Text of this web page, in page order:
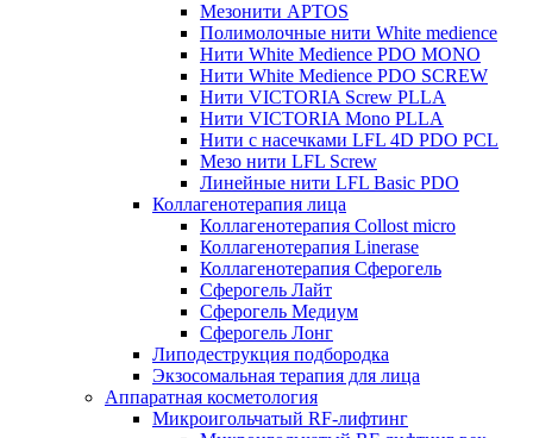
Мезонити APTOS
Полимолочные нити White medience
Нити White Medience PDO MONO
Нити White Medience PDO SCREW
Нити VICTORIA Screw PLLA
Нити VICTORIA Mono PLLA
Нити с насечками LFL 4D PDO PCL
Мезо нити LFL Screw
Линейные нити LFL Basic PDO
Коллагенотерапия лица
Коллагенотерапия Collost micro
Коллагенотерапия Linerase
Коллагенотерапия Сферогель
Сферогель Лайт
Сферогель Медиум
Сферогель Лонг
Липодеструкция подбородка
Экзосомальная терапия для лица
Аппаратная косметология
Микроигольчатый RF-лифтинг